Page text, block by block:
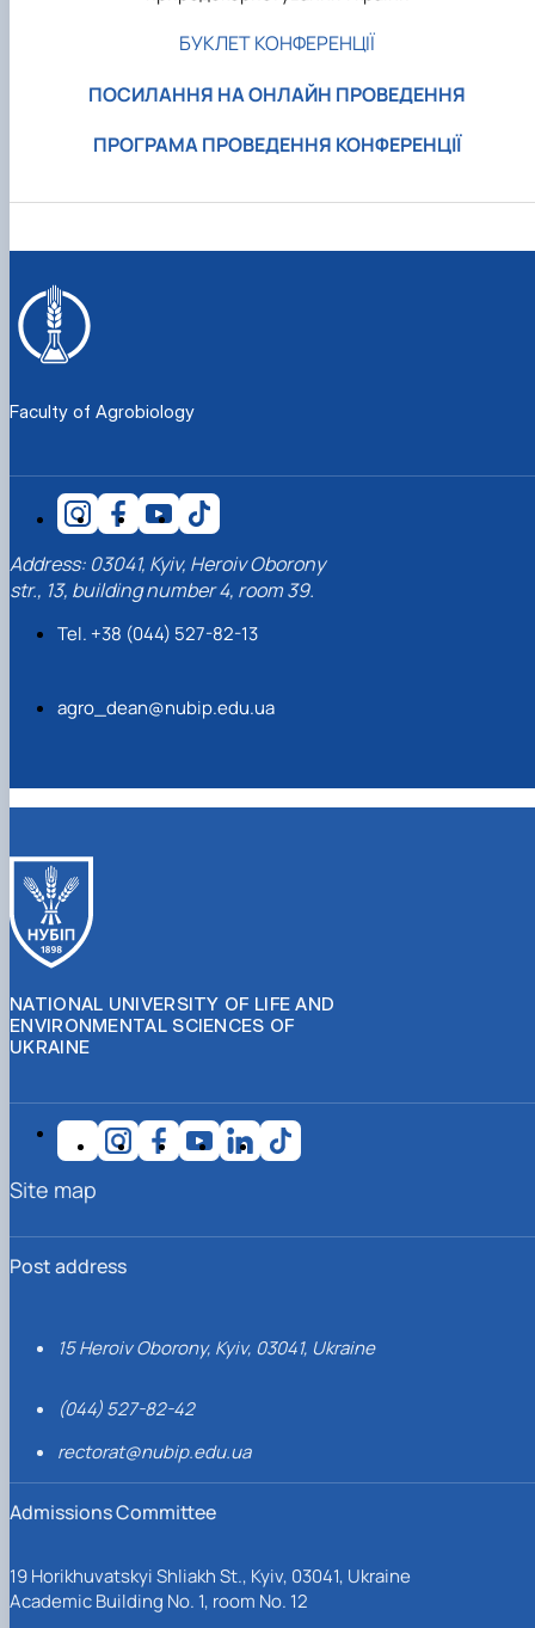
БУКЛЕТ КОНФЕРЕНЦІЇ
ПОСИЛАННЯ НА ОНЛАЙН ПРОВЕДЕННЯ
ПРОГРАМА ПРОВЕДЕННЯ КОНФЕРЕНЦІЇ
Faculty of Agrobiology
Address: 03041, Kyiv, Heroiv Oborony
str., 13, building number 4, room 39.
Tel. +38 (044) 527-82-13
agro_dean@nubip.edu.ua
NATIONAL UNIVERSITY OF LIFE AND
ENVIRONMENTAL SCIENCES OF
UKRAINE
Post address
15 Heroiv Oborony, Kyiv, 03041, Ukraine
(044) 527-82-42
rectorat@nubip.edu.ua
Admissions Committee
19 Horikhuvatskyi Shliakh St., Kyiv, 03041, Ukraine
Academic Building No. 1, room No. 12
Site map